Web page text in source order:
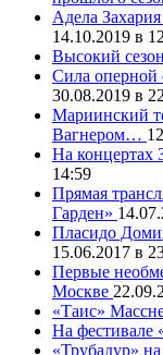
Адела
14.10.2019 в
Высокий сезон
Сила оперной
30.08.2019 в
Мариинский
Вагнером…
На концертах
14:59
Прямая
Гарден»
Пласидо
15.06.2017 в
Первые
Москве
«Таис»
На фестивале
«Трубадур»